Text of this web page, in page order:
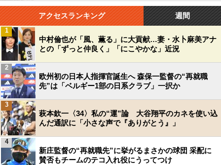
アクセスランキング 週間
中村倫也が「風、薫る」に大貢献…妻・水卜麻美アナ
との「ずっと仲良く」「にこやかな」近況
1
欧州初の日本人指揮官誕生へ 森保一監督の“再就職
先”は「ベルギー1部の日系クラブ」一択か
2
萩本欽一〈34〉私の“運”論 大谷翔平のカネを使い込
んだ通訳に「小さな声で『ありがとう』」
3
新庄監督の“再就職先”に挙がるまさかの球団 采配に
賛否もチームのテコ入れ役にうってつけ
4